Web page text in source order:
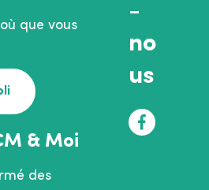
que vous
& Moi
des
-
no
us
F